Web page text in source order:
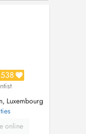
des
538
Luxembourg
online